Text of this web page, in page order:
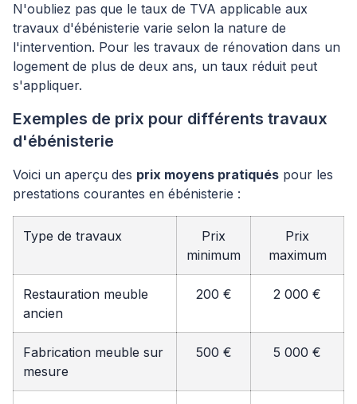
N'oubliez pas que le taux de TVA applicable aux
travaux d'ébénisterie varie selon la nature de
l'intervention. Pour les travaux de rénovation dans un
logement de plus de deux ans, un taux réduit peut
s'appliquer.
Exemples de prix pour différents travaux
d'ébénisterie
Voici un aperçu des prix moyens pratiqués pour les
prestations courantes en ébénisterie :
Type de travaux
Prix
minimum
Prix
maximum
Restauration meuble
ancien
200 € 2 000 €
Fabrication meuble sur
mesure
500 € 5 000 €